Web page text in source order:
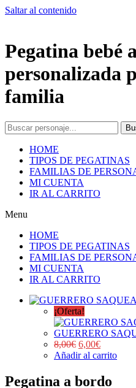
Saltar al contenido
Pegatina bebé
personalizada
familia
HOME
TIPOS DE PEGATINAS
FAMILIAS DE
MI CUENTA
IR AL CARRITO
Menu
HOME
TIPOS DE PEGATINAS
FAMILIAS DE
MI CUENTA
IR AL CARRITO
¡Oferta!
GUERRERO
8,00€ 6,00€
Añadir al carrito
Pegatina a bordo